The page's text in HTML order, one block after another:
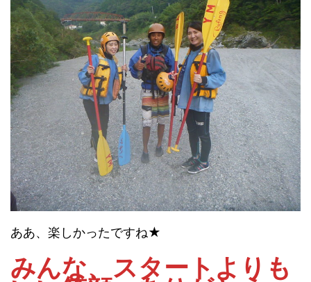
ああ、楽しかったですね★
みんな、スタートよりも